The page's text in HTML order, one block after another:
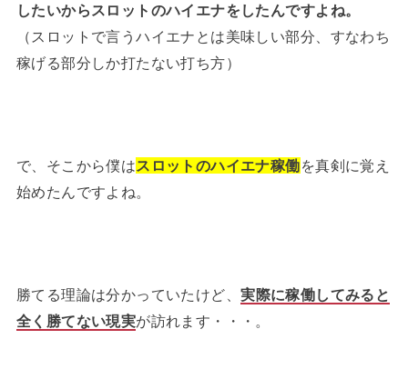
したいからスロットのハイエナをしたんですよね。
（スロットで言うハイエナとは美味しい部分、すなわち
稼げる部分しか打たない打ち方）
で、そこから僕はスロットのハイエナ稼働を真剣に覚え
始めたんですよね。
勝てる理論は分かっていたけど、実際に稼働してみると
全く勝てない現実が訪れます・・・。